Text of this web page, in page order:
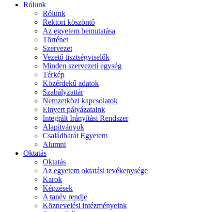
Rólunk
Rólunk
Rektori köszöntő
Az egyetem bemutatása
Történet
Szervezet
Vezető tisztségviselők
Minden szervezeti egység
Térkép
Közérdekű adatok
Szabályzattár
Nemzetközi kapcsolatok
Elnyert pályázataink
Integrált Irányítási Rendszer
Alapítványok
Családbarát Egyetem
Alumni
Oktatás
Oktatás
Az egyetem oktatási tevékenysége
Karok
Képzések
A tanév rendje
Köznevelési intézményeink